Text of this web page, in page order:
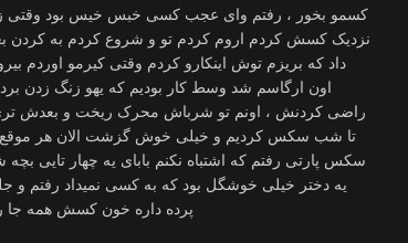
کسمو بخور ، رفتم وای عجب کسی خبس خیس بود وقتی
نزدیک کسش کردم اروم کردم تو و شروع کردم به کردن
داد که بریزم توش اینکارو کردم وقتی کیرمو اوردم
اون ارگاسم شد وسط کار بودیم که یهو زنگ زدن
راضی کردنش ، اونم تو شرباش محرک ریخت و بعدش تری
تا شب سکس کردیم و خیلی خوش گزشت الان هر موقع با
سکس پارتی رفتم که اشتباه نکنم بابای یه چهار تایی
یه دختر خیلی خوشگل بود که به کسی نمیداد رفتم و
پرده داره خون کسش همه جا